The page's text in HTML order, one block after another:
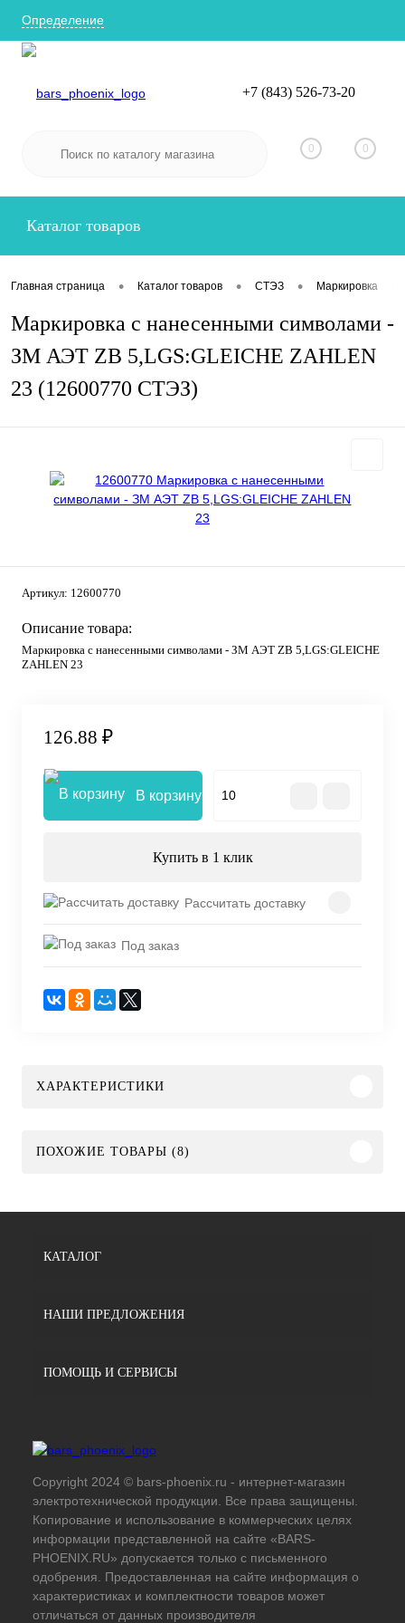
Определение
Вход
+7 (843) 526-73-20
0 0
Каталог товаров
Главная страница • Каталог товаров • СТЭЗ • Маркировка
Маркировка с нанесенными символами -
ЗМ АЭТ ZB 5,LGS:GLEICHE ZAHLEN
23 (12600770 СТЭЗ)
Артикул: 12600770
Описание товара:
Маркировка с нанесенными символами - ЗМ АЭТ ZB 5,LGS:GLEICHE
ZAHLEN 23
126.88 ₽
В корзину
Купить в 1 клик
Рассчитать доставку
Под заказ
ХАРАКТЕРИСТИКИ
ПОХОЖИЕ ТОВАРЫ (8)
КАТАЛОГ
НАШИ ПРЕДЛОЖЕНИЯ
ПОМОЩЬ И СЕРВИСЫ
Copyright 2024 © bars-phoenix.ru - интернет-магазин
электротехнической продукции. Все права защищены.
Копирование и использование в коммерческих целях
информации представленной на сайте «BARS-
PHOENIX.RU» допускается только с письменного
одобрения. Предоставленная на сайте информация о
характеристиках и комплектности товаров может
отличаться от данных производителя